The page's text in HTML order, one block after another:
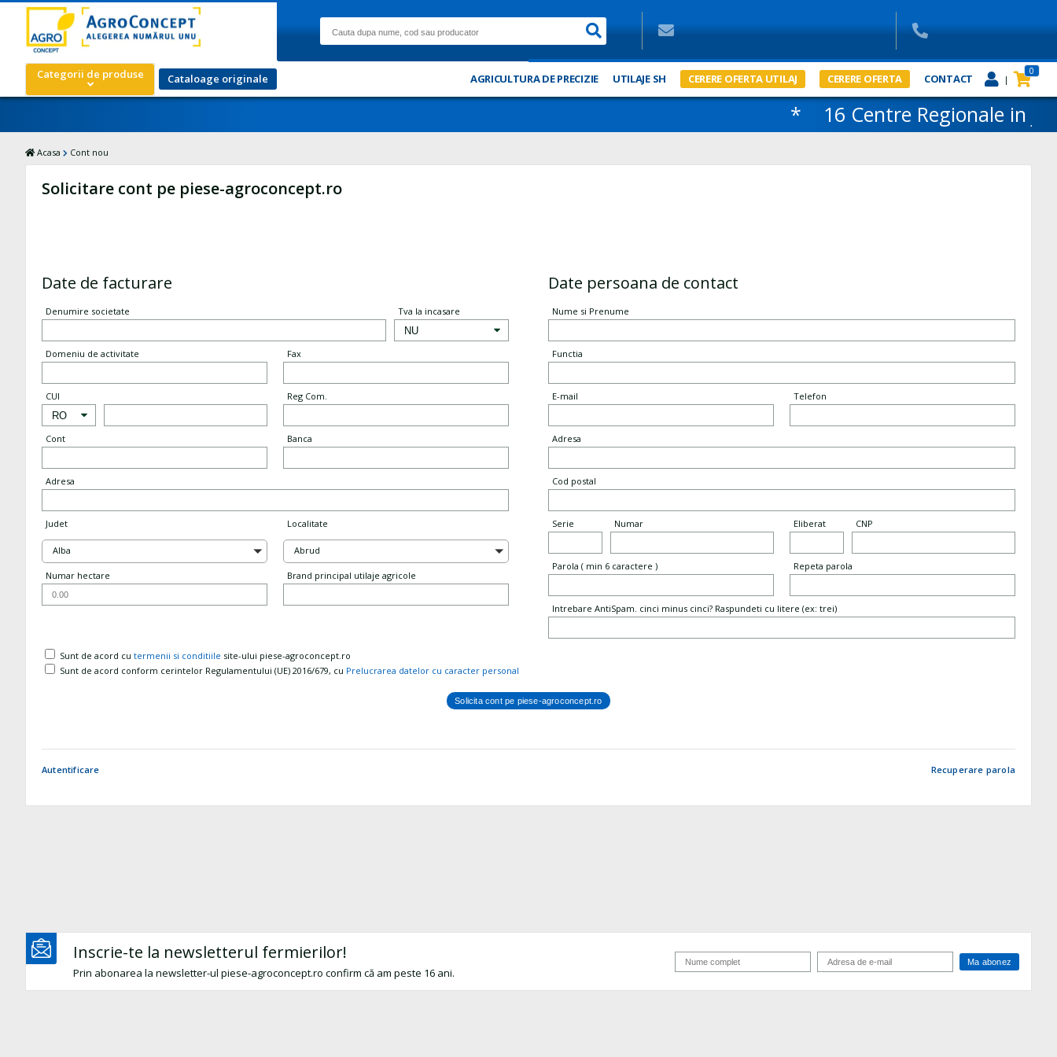
Categorii de produse Cataloage originale AGRICULTURA DE PRECIZIE UTILAJE SH CERERE OFERTA UTILAJ CERERE OFERTA CONTACT |
0
* 16 Centre Regionale in
Acasa Cont nou
Solicitare cont pe piese-agroconcept.ro
Date de facturare
Denumire societate Tva la incasare
Domeniu de activitate Fax
CUI Reg Com.
Cont Banca
Adresa
Judet
Alba
Localitate
Abrud
Numar hectare Brand principal utilaje agricole
Date persoana de contact
Nume si Prenume
Functia
E-mail Telefon
Adresa
Cod postal
Serie Numar Eliberat CNP
Parola ( min 6 caractere ) Repeta parola
Intrebare AntiSpam. cinci minus cinci? Raspundeti cu litere (ex: trei)
Sunt de acord cu termenii si conditiile site-ului piese-agroconcept.ro
Sunt de acord conform cerintelor Regulamentului (UE) 2016/679, cu Prelucrarea datelor cu caracter personal
Autentificare Recuperare parola
Inscrie-te la newsletterul fermierilor!
Prin abonarea la newsletter-ul piese-agroconcept.ro confirm că am peste 16 ani.